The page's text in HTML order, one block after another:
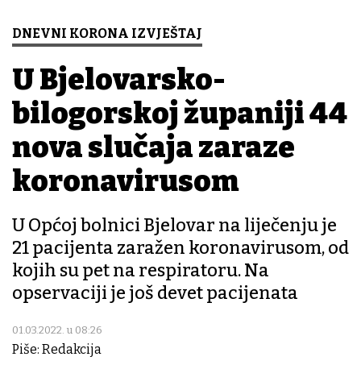
DNEVNI KORONA IZVJEŠTAJ
U Bjelovarsko-
bilogorskoj županiji 44
nova slučaja zaraze
koronavirusom
U Općoj bolnici Bjelovar na liječenju je
21 pacijenta zaražen koronavirusom, od
kojih su pet na respiratoru. Na
opservaciji je još devet pacijenata
01.03.2022. u 08:26
Piše: Redakcija